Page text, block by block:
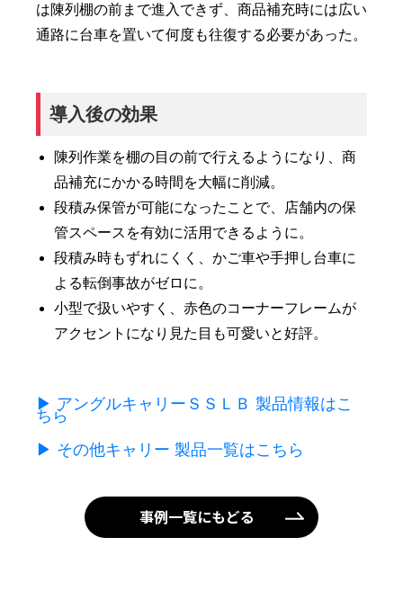
は陳列棚の前まで進入できず、商品補充時には広い
通路に台車を置いて何度も往復する必要があった。
導入後の効果
陳列作業を棚の目の前で行えるようになり、商
品補充にかかる時間を大幅に削減。
段積み保管が可能になったことで、店舗内の保
管スペースを有効に活用できるように。
段積み時もずれにくく、かご車や手押し台車に
よる転倒事故がゼロに。
小型で扱いやすく、赤色のコーナーフレームが
アクセントになり見た目も可愛いと好評。
▶ アングルキャリーＳＳＬＢ 製品情報はこ
ちら
▶ その他キャリー 製品一覧はこちら
事例一覧にもどる